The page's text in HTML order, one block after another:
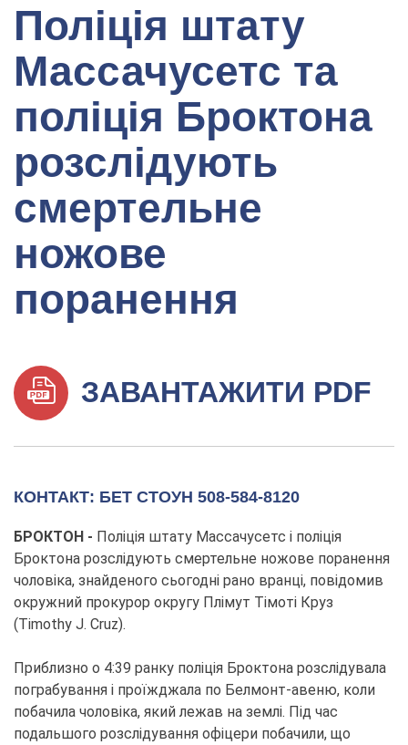
Поліція штату
Массачусетс та
поліція Броктона
розслідують
смертельне
ножове
поранення
ЗАВАНТАЖИТИ PDF
КОНТАКТ: БЕТ СТОУН 508-584-8120
БРОКТОН - Поліція штату Массачусетс і поліція
Броктона розслідують смертельне ножове поранення
чоловіка, знайденого сьогодні рано вранці, повідомив
окружний прокурор округу Плімут Тімоті Круз
(Timothy J. Cruz).
Приблизно о 4:39 ранку поліція Броктона розслідувала
пограбування і проїжджала по Белмонт-авеню, коли
побачила чоловіка, який лежав на землі. Під час
подальшого розслідування офіцери побачили, що